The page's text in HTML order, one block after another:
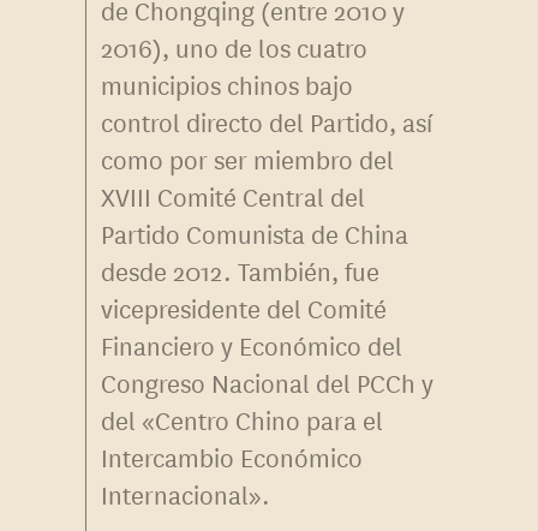
de Chongqing (entre 2010 y
2016), uno de los cuatro
municipios chinos bajo
control directo del Partido, así
como por ser miembro del
XVIII Comité Central del
Partido Comunista de China
desde 2012. También, fue
vicepresidente del Comité
Financiero y Económico del
Congreso Nacional del PCCh y
del «Centro Chino para el
Intercambio Económico
Internacional».